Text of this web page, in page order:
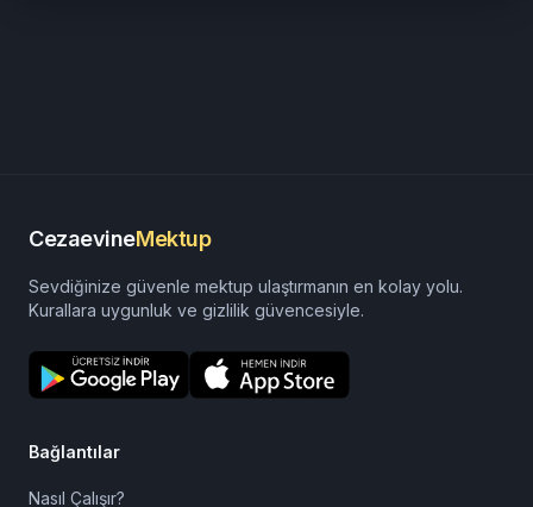
CezaevineMektup
Sevdiğinize güvenle mektup ulaştırmanın en kolay yolu.
Kurallara uygunluk ve gizlilik güvencesiyle.
Bağlantılar
Nasıl Çalışır?